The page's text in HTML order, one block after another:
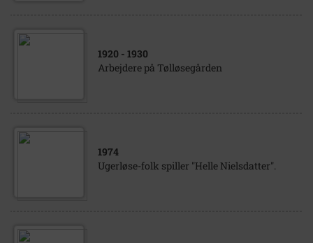
1920 - 1930
Arbejdere på Tølløsegården
1974
Ugerløse-folk spiller "Helle Nielsdatter".